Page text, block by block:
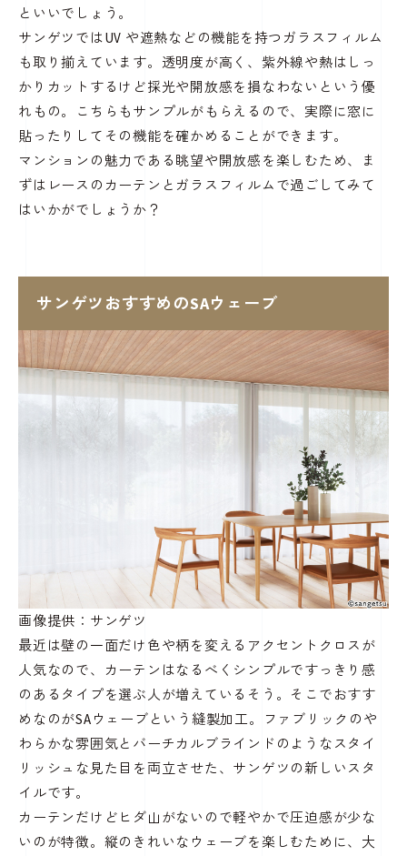
といいでしょう。
サンゲツではUV や遮熱などの機能を持つガラスフィルム
も取り揃えています。透明度が高く、紫外線や熱はしっ
かりカットするけど採光や開放感を損なわないという優
れもの。こちらもサンプルがもらえるので、実際に窓に
貼ったりしてその機能を確かめることができます。
マンションの魅力である眺望や開放感を楽しむため、ま
ずはレースのカーテンとガラスフィルムで過ごしてみて
はいかがでしょうか？
サンゲツおすすめのSAウェーブ
画像提供：サンゲツ
最近は壁の一面だけ色や柄を変えるアクセントクロスが
人気なので、カーテンはなるべくシンプルですっきり感
のあるタイプを選ぶ人が増えているそう。そこでおすす
めなのがSAウェーブという縫製加工。ファブリックのや
わらかな雰囲気とバーチカルブラインドのようなスタイ
リッシュな見た目を両立させた、サンゲツの新しいスタ
イルです。
カーテンだけどヒダ山がないので軽やかで圧迫感が少な
いのが特徴。縦のきれいなウェーブを楽しむために、大